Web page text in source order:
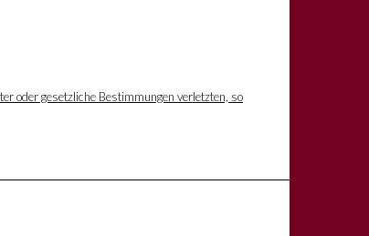
oder gesetzliche Bestimmungen verletzten, so